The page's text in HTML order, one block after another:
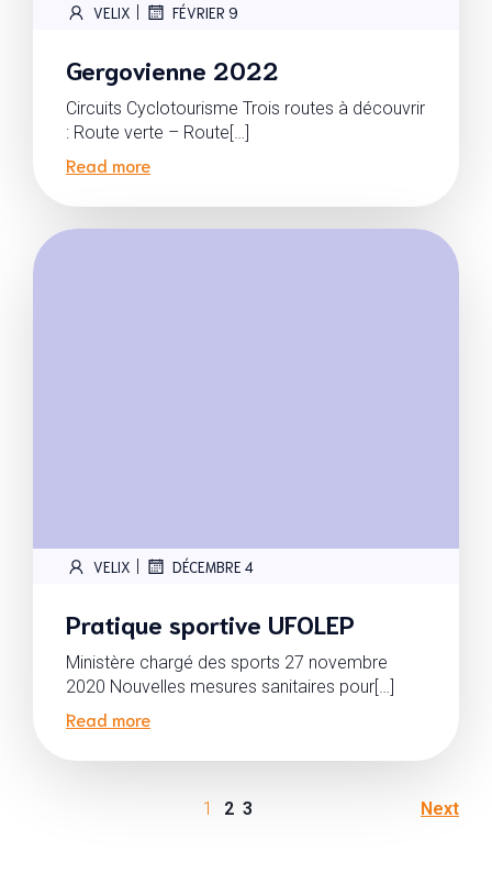
VELIX | FÉVRIER 9
Gergovienne 2022
Circuits Cyclotourisme Trois routes à découvrir
: Route verte – Route[…]
Read more
VELIX | DÉCEMBRE 4
Pratique sportive UFOLEP
Ministère chargé des sports 27 novembre
2020 Nouvelles mesures sanitaires pour[…]
Read more
1 2 3 Next